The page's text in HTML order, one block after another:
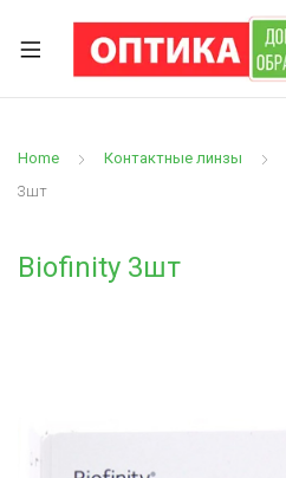
Home Контактные линзы
3шт
Biofinity 3шт